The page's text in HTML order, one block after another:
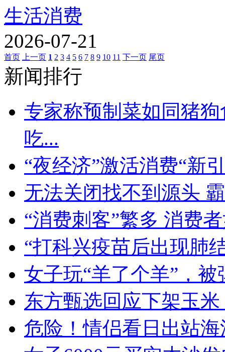
生活消费
2026-07-21
首页 上一页 1 2 3 4 5 6 7 8 9 10 11 下一页 尾页
新闻排行
专家称预制菜如同猪
吃...
“夜经济”激活消费“新
无法关闭找不到源头
“消费刺客”繁多 消费
“打科兴疫苗后出现肺
女子玩“羊了个羊”，
东方甄选回应下架玉
危险！情侣看日出站